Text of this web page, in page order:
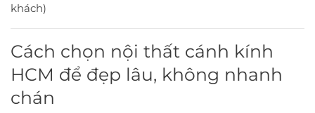
khách)
Cách chọn nội thất cánh kính
HCM để đẹp lâu, không nhanh
chán